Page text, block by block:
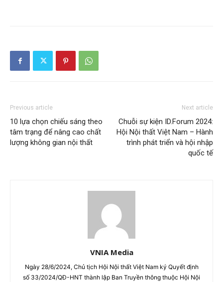
Previous article
10 lựa chọn chiếu sáng theo
tâm trạng để nâng cao chất
lượng không gian nội thất
Next article
Chuỗi sự kiện ID.Forum 2024:
Hội Nội thất Việt Nam – Hành
trình phát triển và hội nhập
quốc tế
VNIA Media
Ngày 28/6/2024, Chủ tịch Hội Nội thất Việt Nam ký Quyết định
số 33/2024/QĐ-HNT thành lập Ban Truyền thông thuộc Hội Nội